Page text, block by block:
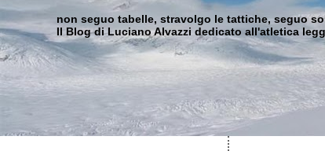
non seguo tabelle, stravolgo le tattiche, seguo
Il Blog di Luciano Alvazzi dedicato all'atletica